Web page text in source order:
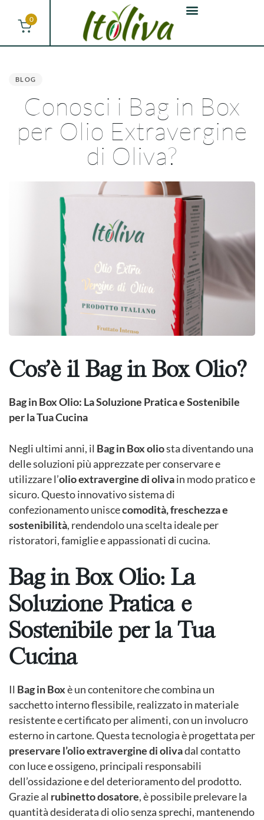
0
BLOG
Conosci i Bag in Box
per Olio Extravergine
di Oliva?
Cos’è il Bag in Box Olio?
Bag in Box Olio: La Soluzione Pratica e Sostenibile
per la Tua Cucina
Negli ultimi anni, il Bag in Box oliosta diventando una
delle soluzioni più apprezzate per conservare e
utilizzare l’olio extravergine di olivain modo pratico e
sicuro. Questo innovativo sistema di
confezionamento uniscecomodità, freschezza e
sostenibilità, rendendolo una scelta ideale per
ristoratori, famiglie e appassionati di cucina.
Bag in Box Olio: La
Soluzione Pratica e
Sostenibile per la Tua
Cucina
Il Bag in Boxè un contenitore che combina un
sacchetto interno flessibile, realizzato in materiale
resistente e certificato per alimenti, con un involucro
esterno in cartone. Questa tecnologia è progettata per
preservare l’olio extravergine di olivadal contatto
con luce e ossigeno, principali responsabili
dell’ossidazione e del deterioramento del prodotto.
Grazie al rubinetto dosatore, è possibile prelevare la
quantità desiderata di olio senza sprechi, mantenendo